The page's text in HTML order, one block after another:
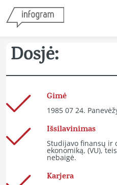
Dosjė:
Gimė
1985 07 24.
Išsilavinimas
Studijavo finansų ir
ekonomiką, (VU),
nebaigė.
Karjera